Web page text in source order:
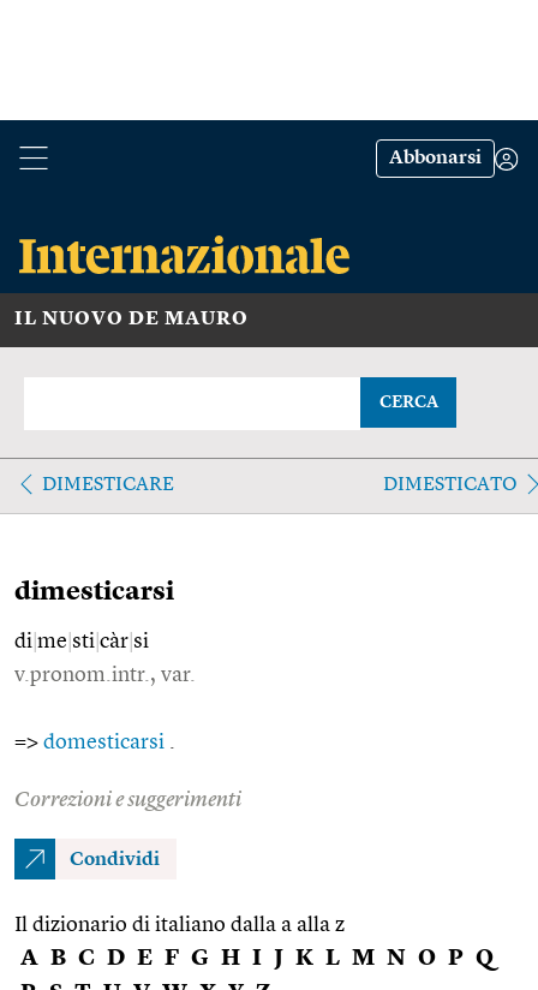
Abbonarsi
IL NUOVO DE MAURO
CERCA
DIMESTICARE DIMESTICATO
dimesticarsi
di me sti càr si
v.pronom.intr., var.
=> domesticarsi
Correzioni e suggerimenti
Condividi
Il dizionario di italiano dalla a alla z
A B C D E F G H I J K L M N O P Q